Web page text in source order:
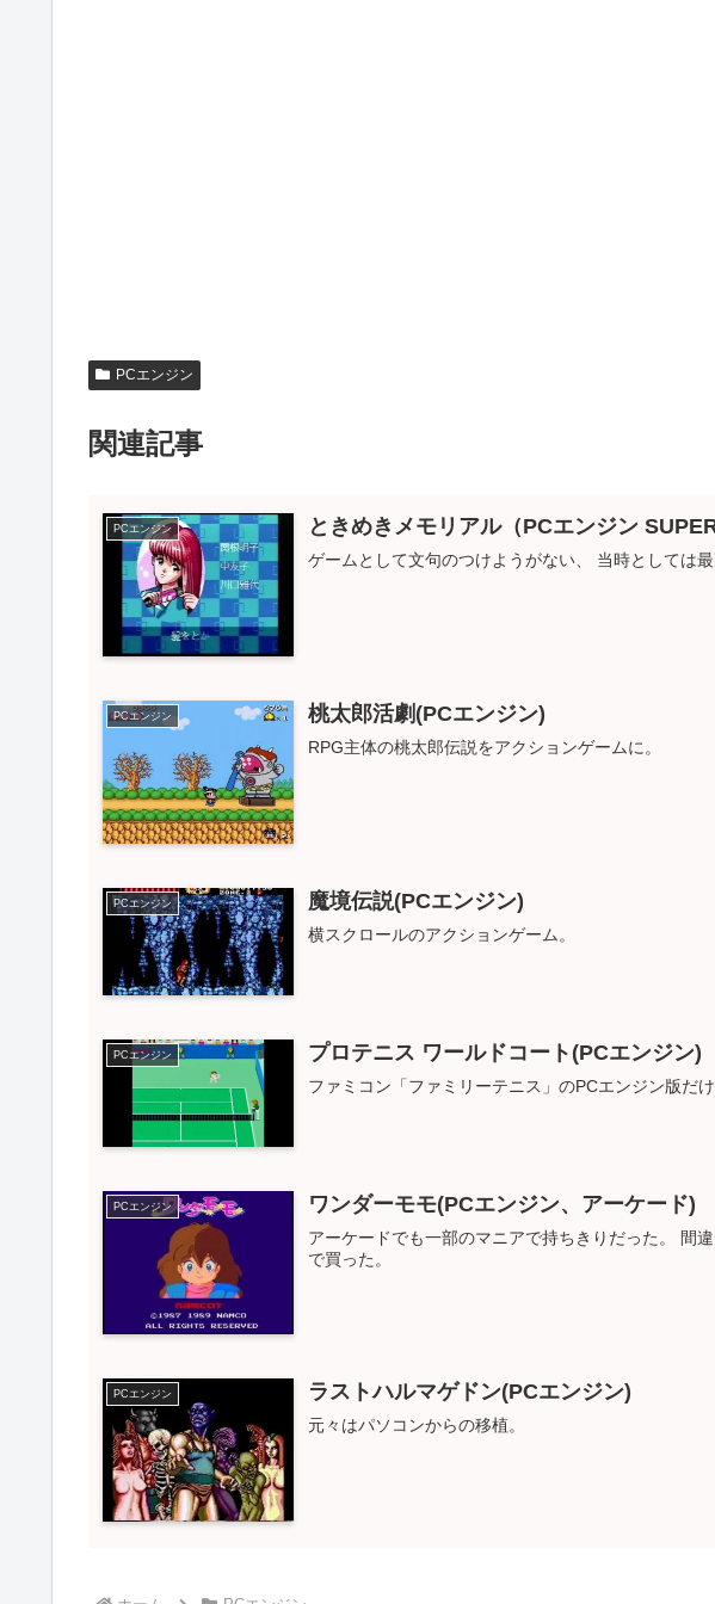
PCエンジン
関連記事
PCエンジン ときめきメモリアル（PCエンジン
ゲームとして文句のつけようがない、 当時としては
PCエンジン 桃太郎活劇(PCエンジン)
RPG主体の桃太郎伝説をアクションゲームに。
PCエンジン 魔境伝説(PCエンジン)
横スクロールのアクションゲーム。
PCエンジン プロテニス ワールドコート(PCエンジン)
ファミコン「ファミリーテニス」のPCエンジン版だ
PCエンジン ワンダーモモ(PCエンジン、アーケード)
アーケードでも一部のマニアで持ちきりだった。 間
で買った。
PCエンジン ラストハルマゲドン(PCエンジン)
元々はパソコンからの移植。